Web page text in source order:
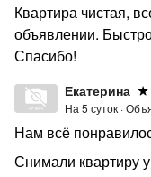
Квартира чистая,
объявлении.
Спасибо!
Екатерина
На 5 суток ·
Нам всё
Снимали квартиру